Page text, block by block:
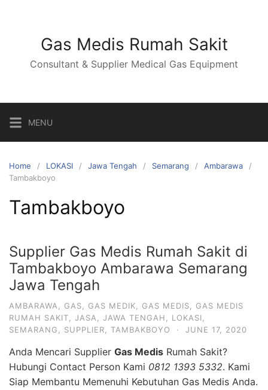
Gas Medis Rumah Sakit
Consultant & Supplier Medical Gas Equipment
MENU
Home LOKASI Jawa Tengah Semarang
Ambarawa
Tambakboyo
Tambakboyo
Supplier Gas Medis Rumah Sakit di
Tambakboyo Ambarawa Semarang
Jawa Tengah
AMBARAWA GAS GAS MEDIK GAS MEDIS
GAS MEDIS
RUMAH SAKIT
JASA JAWA TENGAH LOKASI
SEMARANG
SUPPLIER TAMBAKBOYO · JUNE 17, 2020
Anda Mencari Supplier Gas Medis Rumah Sakit?
Hubungi Contact Person Kami 0812 1393 5332. Kami
Siap Membantu Memenuhi Kebutuhan Gas Medis Anda.